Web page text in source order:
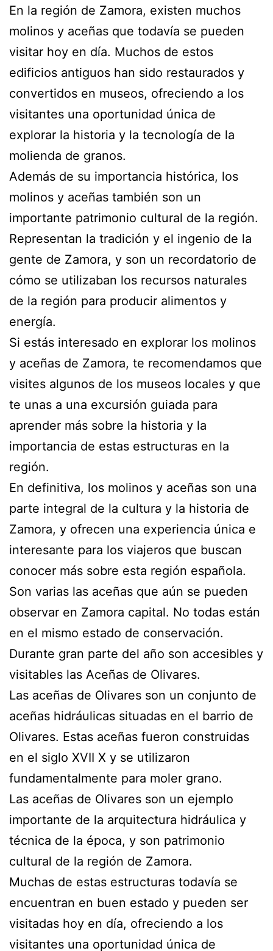
En la región de Zamora, existen muchos
molinos y aceñas que todavía se pueden
visitar hoy en día. Muchos de estos
edificios antiguos han sido restaurados y
convertidos en museos, ofreciendo a los
visitantes una oportunidad única de
explorar la historia y la tecnología de la
molienda de granos.
Además de su importancia histórica, los
molinos y aceñas también son un
importante patrimonio cultural de la región.
Representan la tradición y el ingenio de la
gente de Zamora, y son un recordatorio de
cómo se utilizaban los recursos naturales
de la región para producir alimentos y
energía.
Si estás interesado en explorar los molinos
y aceñas de Zamora, te recomendamos que
visites algunos de los museos locales y que
te unas a una excursión guiada para
aprender más sobre la historia y la
importancia de estas estructuras en la
región.
En definitiva, los molinos y aceñas son una
parte integral de la cultura y la historia de
Zamora, y ofrecen una experiencia única e
interesante para los viajeros que buscan
conocer más sobre esta región española.
Son varias las aceñas que aún se pueden
observar en Zamora capital. No todas están
en el mismo estado de conservación.
Durante gran parte del año son accesibles y
visitables las Aceñas de Olivares.
Las aceñas de Olivares son un conjunto de
aceñas hidráulicas situadas en el barrio de
Olivares. Estas aceñas fueron construidas
en el siglo XVII X y se utilizaron
fundamentalmente para moler grano.
Las aceñas de Olivares son un ejemplo
importante de la arquitectura hidráulica y
técnica de la época, y son patrimonio
cultural de la región de Zamora.
Muchas de estas estructuras todavía se
encuentran en buen estado y pueden ser
visitadas hoy en día, ofreciendo a los
visitantes una oportunidad única de